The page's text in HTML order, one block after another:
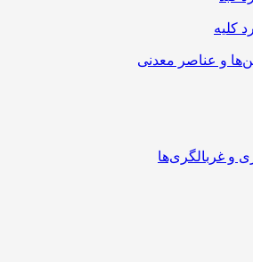
کلیه
و عناصر معدنی
و غربالگری‌ها